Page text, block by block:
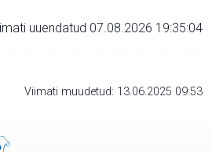
uuendatud 07.08.2026 19:35:04
Viimati muudetud: 13.06.2025 09:53